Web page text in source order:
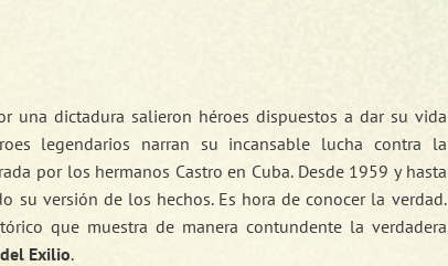
una dictadura salieron héroes dispuestos a dar su vida
legendarios narran su incansable lucha contra la
por los hermanos Castro en Cuba. Desde 1959 y hasta
su versión de los hechos. Es hora de conocer la verdad.
que muestra de manera contundente la verdadera
Exilio.